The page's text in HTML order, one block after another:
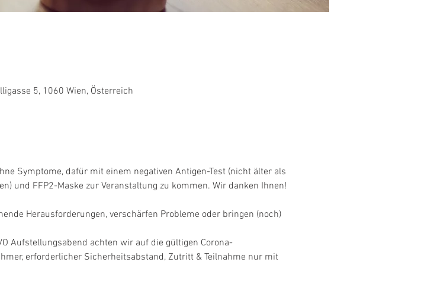
5, 1060 Wien, Österreich
Symptome, dafür mit einem negativen Antigen-Test (nicht älter als
und FFP2-Maske zur Veranstaltung zu kommen. Wir danken Ihnen!
Herausforderungen, verschärfen Probleme oder bringen (noch)
Aufstellungsabend achten wir auf die gültigen Corona-
erforderlicher Sicherheitsabstand, Zutritt & Teilnahme nur mit